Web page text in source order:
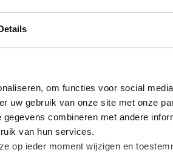
om functies voor social
uw gebruik van onze site met onze
combineren met andere
van hun services.
op ieder moment wijzigen en